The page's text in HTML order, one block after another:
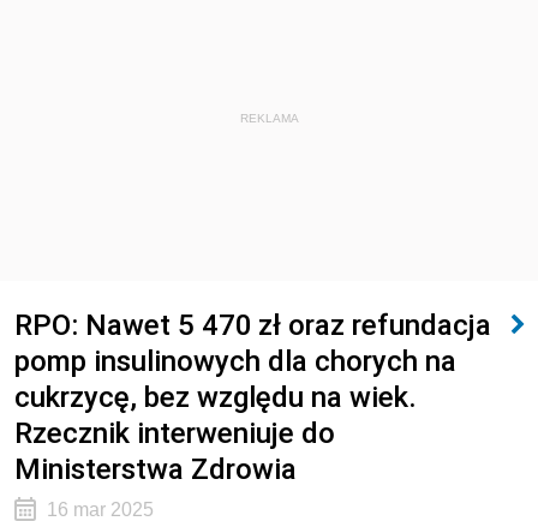
REKLAMA
RPO: Nawet 5 470 zł oraz refundacja
pomp insulinowych dla chorych na
cukrzycę, bez względu na wiek.
Rzecznik interweniuje do
Ministerstwa Zdrowia
16 mar 2025